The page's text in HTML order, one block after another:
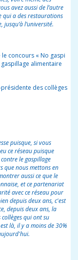
avez aussi de l’autre
qui a des restaurations
jusqu’à l’université.
concours « No gaspi
alimentaire
des collèges
puisque, si vous
ce réseau puisque
le gaspillage
que nous mettons en
aussi ce que le
et ce partenariat
avec ce réseau pour
depuis deux ans, c'est
depuis deux ans, la
qui ont su
là, il y a moins de 30%